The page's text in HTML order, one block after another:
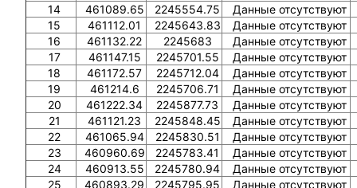
14 461089.65 2245554.75
Данные отсутствуют
15
461112.01 2245643.83
Данные отсутствуют
16
461132.22 2245683
Данные отсутствуют
17
461147.15 2245701.55
Данные отсутствуют
18
461172.57 2245712.04
Данные отсутствуют
19
461214.6 2245706.71
Данные отсутствуют
20
461222.34 2245877.73
Данные отсутствуют
21
461121.23 2245848.45
Данные отсутствуют
22
461065.94 2245830.51
Данные отсутствуют
23
460960.69 2245783.41
Данные отсутствуют
24
460913.55 2245780.94
Данные отсутствуют
25
460893.29 2245795.95
Данные отсутствуют